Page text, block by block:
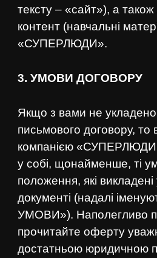
тексту – «сайт»), а
контент (навчальні
«СУПЕРЛЮДИ».
3. УМОВИ ДОГОВОРУ
Якщо з вами не укладено
письмового договору, то
компанією
у собі, щонайменше, ті
положення, які
документі (надалі
УМОВИ»). Наполегливо
прочитайте оферту
достатньою юридичною